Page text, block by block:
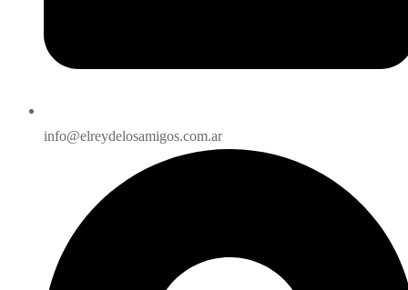
info@elreydelosamigos.com.ar